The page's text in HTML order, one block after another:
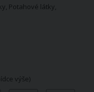
Potahové látky,
výše)